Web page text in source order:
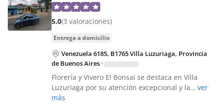
5.0(3 valoraciones)
entrega a domicilio
Venezuela 6185, B1765 Villa Luzuriaga, Provincia
de Buenos Aires ·
Florería y Vivero El Bonsai se destaca en Villa
Luzuriaga por su atención excepcional y la… ver
más